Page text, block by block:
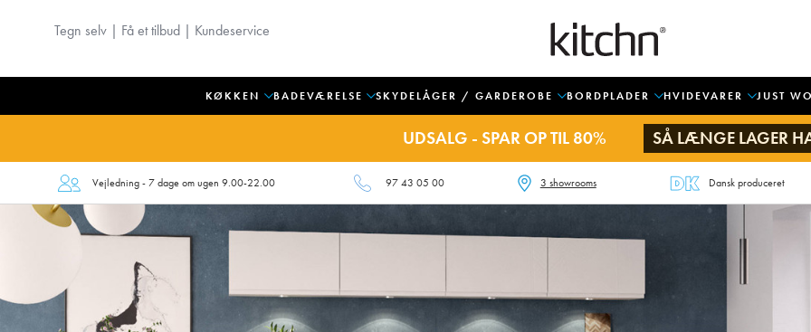
Tegn selv | Få et tilbud | Kundeservice
KØKKEN BADEVÆRELSE SKYDELÅGER / GARDEROBE BORDPLADER HVIDEVARER JUST
UDSALG - SPAR OP TIL 80% SÅ LÆNGE LAGER
Vejledning - 7 dage om ugen 9.00-22.00 97 43 05 00 3 showrooms Dansk produceret